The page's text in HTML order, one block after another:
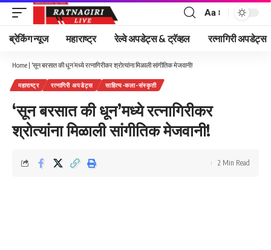
Font
Resizer
Aa
ब्रेकिंग न्यूज महाराष्ट्र रेल्वे अपडेट्स & ट्रॅव्हल रत्नागिरी अपडेट्स
Home | ‘सून बरसात की धून’मध्ये रत्नागिरीकर श्रोत्यांना मिळाली सांगीतिक मेजवानी!
महाराष्ट्र रत्नागिरी अपडेट्स साहित्य-कला-संस्कृती
‘सून बरसात की धून’मध्ये रत्नागिरीकर
श्रोत्यांना मिळाली सांगीतिक मेजवानी!
2 Min Read